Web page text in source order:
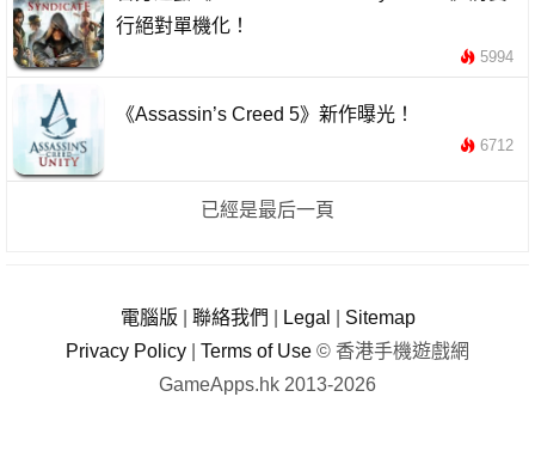
行絕對單機化！
5994
《Assassin’s Creed 5》新作曝光！
6712
已經是最后一頁
電腦版 聯絡我們 Legal
Sitemap
Privacy Policy
Terms of Use © 香港手機遊戲網
GameApps.hk 2013-2026